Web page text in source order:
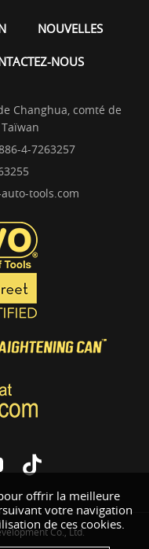
offrir la meilleure
votre navigation
de ces cookies.
NOUVELLES
NOUS
Changhua, comté de
4-7263257
tools.com
Co., Ltd.